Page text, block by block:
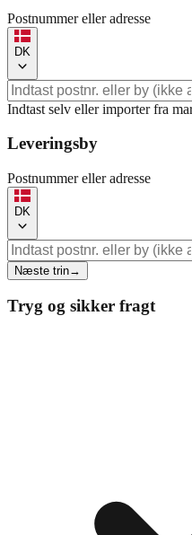
Postnummer eller adresse
DK
Indtast selv eller importer fra
Leveringsby
Postnummer eller adresse
DK
Næste trin→
Tryg og sikker fragt